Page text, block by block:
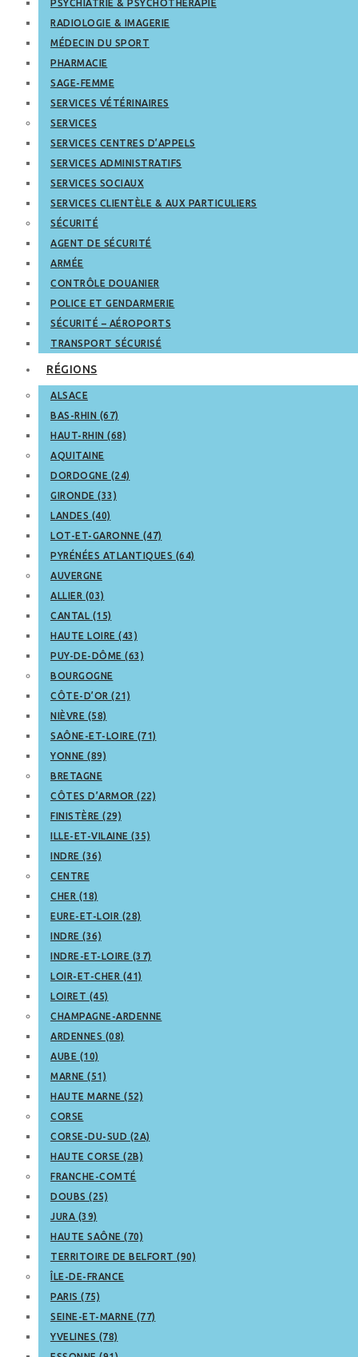
PSYCHIATRIE & PSYCHOTHÉRAPIE
RADIOLOGIE & IMAGERIE
MÉDECIN DU SPORT
PHARMACIE
SAGE-FEMME
SERVICES VÉTÉRINAIRES
SERVICES
SERVICES CENTRES D’APPELS
SERVICES ADMINISTRATIFS
SERVICES SOCIAUX
SERVICES CLIENTÈLE & AUX PARTICULIERS
SÉCURITÉ
AGENT DE SÉCURITÉ
ARMÉE
CONTRÔLE DOUANIER
POLICE ET GENDARMERIE
SÉCURITÉ – AÉROPORTS
TRANSPORT SÉCURISÉ
RÉGIONS
ALSACE
BAS-RHIN (67)
HAUT-RHIN (68)
AQUITAINE
DORDOGNE (24)
GIRONDE (33)
LANDES (40)
LOT-ET-GARONNE (47)
PYRÉNÉES ATLANTIQUES (64)
AUVERGNE
ALLIER (03)
CANTAL (15)
HAUTE LOIRE (43)
PUY-DE-DÔME (63)
BOURGOGNE
CÔTE-D’OR (21)
NIÈVRE (58)
SAÔNE-ET-LOIRE (71)
YONNE (89)
BRETAGNE
CÔTES D’ARMOR (22)
FINISTÈRE (29)
ILLE-ET-VILAINE (35)
INDRE (36)
CENTRE
CHER (18)
EURE-ET-LOIR (28)
INDRE (36)
INDRE-ET-LOIRE (37)
LOIR-ET-CHER (41)
LOIRET (45)
CHAMPAGNE-ARDENNE
ARDENNES (08)
AUBE (10)
MARNE (51)
HAUTE MARNE (52)
CORSE
CORSE-DU-SUD (2A)
HAUTE CORSE (2B)
FRANCHE-COMTÉ
DOUBS (25)
JURA (39)
HAUTE SAÔNE (70)
TERRITOIRE DE BELFORT (90)
ÎLE-DE-FRANCE
PARIS (75)
SEINE-ET-MARNE (77)
YVELINES (78)